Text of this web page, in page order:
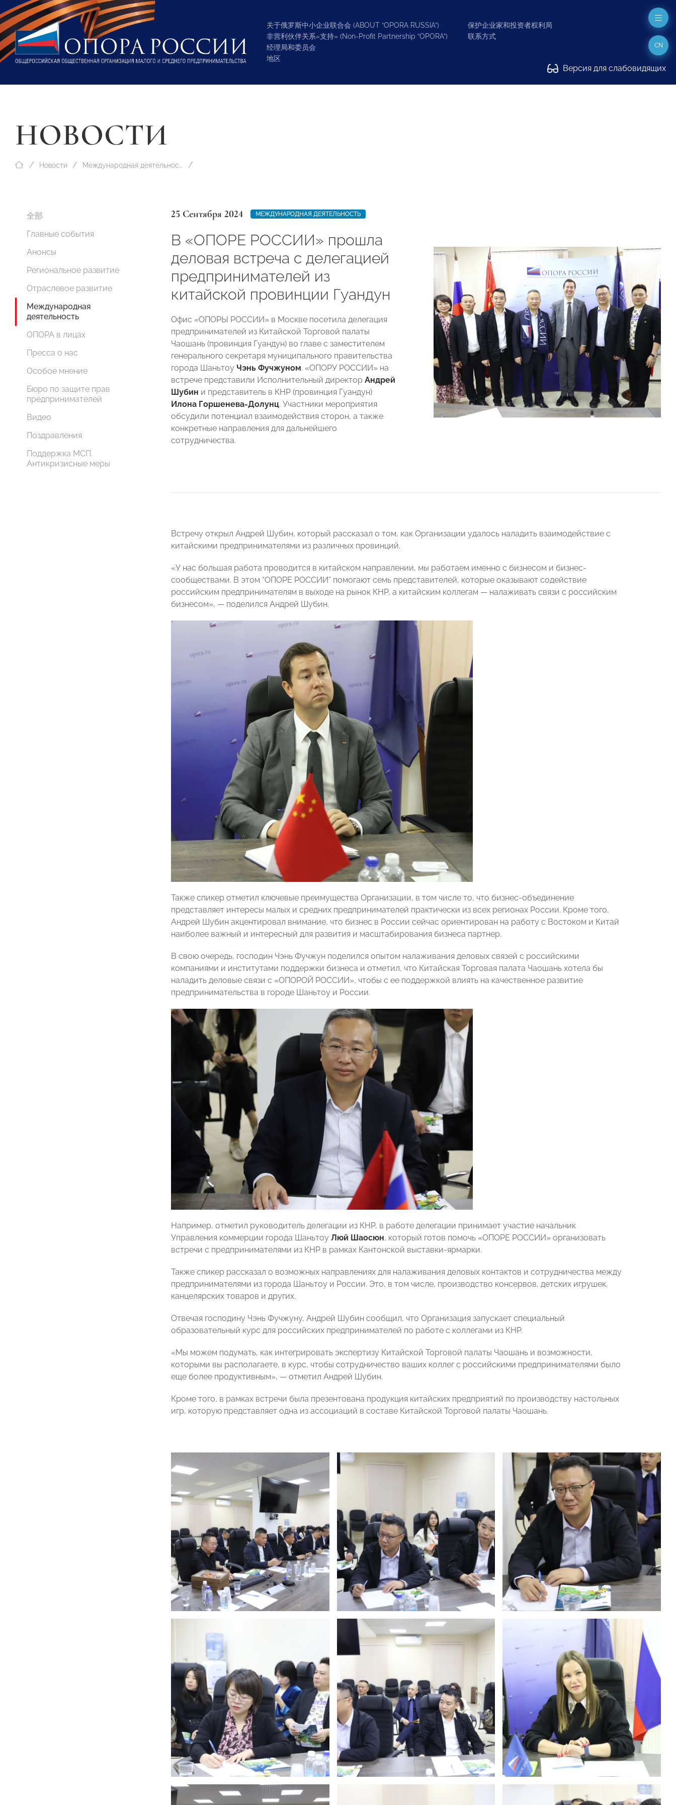
关于俄罗斯中小企业联合会 (ABOUT “OPORA RUSSIA”)
非营利伙伴关系«支持» (Non-Profit Partnership “OPORA”)
经理局和委员会
地区
保护企业家和投资者权利局
联系方式
Версия для слабовидящих
CN
НОВОСТИ
Новости Международная деятельность
全部
Главные события
Анонсы
Региональное развитие
Отраслевое развитие
Международная
деятельность
ОПОРА в лицах
Пресса о нас
Особое мнение
Бюро по защите прав
предпринимателей
Видео
Поздравления
Поддержка МСП.
Антикризисные меры
25 Сентября 2024 МЕЖДУНАРОДНАЯ ДЕЯТЕЛЬНОСТЬ
В «ОПОРЕ РОССИИ» прошла
деловая встреча с делегацией
предпринимателей из
китайской провинции Гуандун
Офис «ОПОРЫ РОССИИ» в Москве посетила делегация
предпринимателей из Китайской Торговой палаты
Чаошань (провинция Гуандун) во главе с заместителем
генерального секретаря муниципального правительства
города Шаньтоу Чэнь Фучжуном. «ОПОРУ РОССИИ» на
встрече представили Исполнительный директор Андрей
Шубин и представитель в КНР (провинция Гуандун)
Илона Горшенева-Долунц. Участники мероприятия
обсудили потенциал взаимодействия сторон, а также
конкретные направления для дальнейшего
сотрудничества.
Встречу открыл Андрей Шубин, который рассказал о том, как Организации удалось наладить взаимодействие с
китайскими предпринимателями из различных провинций.
«У нас большая работа проводится в китайском направлении, мы работаем именно с бизнесом и бизнес-
сообществами. В этом “ОПОРЕ РОССИИ” помогают семь представителей, которые оказывают содействие
российским предпринимателям в выходе на рынок КНР, а китайским коллегам — налаживать связи с российским
бизнесом», — поделился Андрей Шубин.
Также спикер отметил ключевые преимущества Организации, в том числе то, что бизнес-объединение
представляет интересы малых и средних предпринимателей практически из всех регионах России. Кроме того,
Андрей Шубин акцентировал внимание, что бизнес в России сейчас ориентирован на работу с Востоком и Китай
наиболее важный и интересный для развития и масштабирования бизнеса партнер.
В свою очередь, господин Чэнь Фучжун поделился опытом налаживания деловых связей с российскими
компаниями и институтами поддержки бизнеса и отметил, что Китайская Торговая палата Чаошань хотела бы
наладить деловые связи с «ОПОРОЙ РОССИИ», чтобы с ее поддержкой влиять на качественное развитие
предпринимательства в городе Шаньтоу и России.
Например, отметил руководитель делегации из КНР, в работе делегации принимает участие начальник
Управления коммерции города Шаньтоу Люй Шаосюн, который готов помочь «ОПОРЕ РОССИИ» организовать
встречи с предпринимателями из КНР в рамках Кантонской выставки-ярмарки.
Также спикер рассказал о возможных направлениях для налаживания деловых контактов и сотрудничества между
предпринимателями из города Шаньтоу и России. Это, в том числе, производство консервов, детских игрушек,
канцелярских товаров и других.
Отвечая господину Чэнь Фучжуну, Андрей Шубин сообщил, что Организация запускает специальный
образовательный курс для российских предпринимателей по работе с коллегами из КНР.
«Мы можем подумать, как интегрировать экспертизу Китайской Торговой палаты Чаошань и возможности,
которыми вы располагаете, в курс, чтобы сотрудничество ваших коллег с российскими предпринимателями было
еще более продуктивным», — отметил Андрей Шубин.
Кроме того, в рамках встречи была презентована продукция китайских предприятий по производству настольных
игр, которую представляет одна из ассоциаций в составе Китайской Торговой палаты Чаошань.